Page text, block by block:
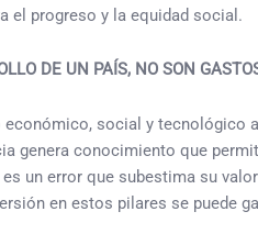
el progreso y la equidad social.
DE UN PAÍS, NO SON
social y
genera conocimiento que
un error que subestima su
en estos pilares se puede